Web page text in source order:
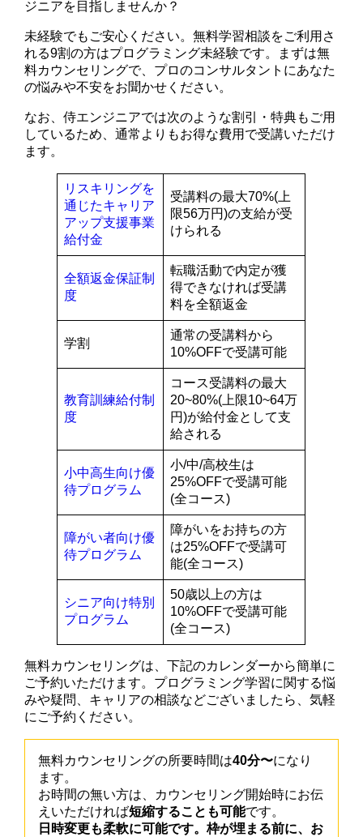
ジニアを目指しませんか？
未経験でもご安心ください。無料学習相談をご利用さ
れる9割の方はプログラミング未経験です。まずは無
料カウンセリングで、プロのコンサルタントにあなた
の悩みや不安をお聞かせください。
なお、侍エンジニアでは次のような割引・特典もご用
しているため、通常よりもお得な費用で受講いただけ
ます。
リスキリングを
通じたキャリア
アップ支援事業
給付金
受講料の最大70%(上
限56万円)の支給が受
けられる
全額返金保証制
度
転職活動で内定が獲
得できなければ受講
料を全額返金
学割
通常の受講料から
10%OFFで受講可能
教育訓練給付制
度
コース受講料の最大
20~80%(上限10~64万
円)が給付金として支
給される
小中高生向け優
待プログラム
小/中/高校生は
25%OFFで受講可能
(全コース)
障がい者向け優
待プログラム
障がいをお持ちの方
は25%OFFで受講可
能(全コース)
シニア向け特別
プログラム
50歳以上の方は
10%OFFで受講可能
(全コース)
無料カウンセリングは、下記のカレンダーから簡単に
ご予約いただけます。プログラミング学習に関する悩
みや疑問、キャリアの相談などございましたら、気軽
にご予約ください。
無料カウンセリングの所要時間は40分〜になり
ます。
お時間の無い方は、カウンセリング開始時にお伝
えいただければ短縮することも可能です。
日時変更も柔軟に可能です。枠が埋まる前に、お